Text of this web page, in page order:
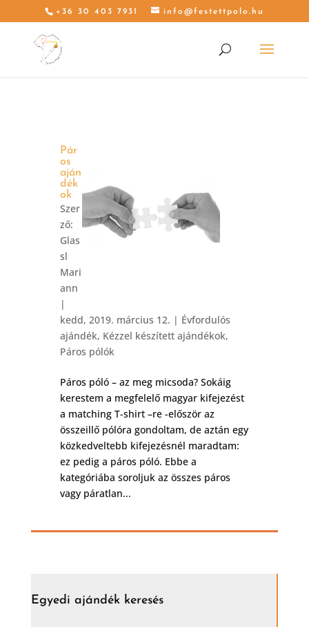
+36 30 403 7931 info@festettpolo.hu
Pár
os
aján
dék
ok
Szer
ző:
Glas
sl
Mari
ann
|
kedd, 2019. március 12. | Évfordulós
ajándék, Kézzel készített ajándékok,
Páros pólók
Páros póló – az meg micsoda? Sokáig
kerestem a megfelelő magyar kifejezést
a matching T-shirt –re -először az
összeillő pólóra gondoltam, de aztán egy
közkedveltebb kifejezésnél maradtam:
ez pedig a páros póló. Ebbe a
kategóriába soroljuk az összes páros
vagy páratlan...
Egyedi ajándék keresés